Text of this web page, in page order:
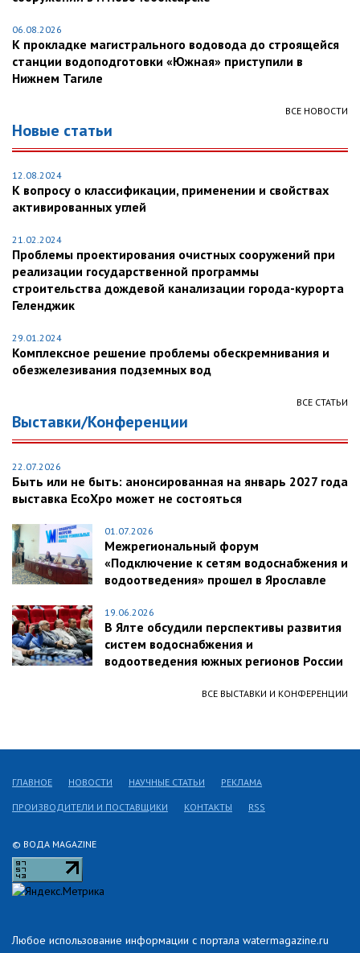
06.08.2026
К прокладке магистрального водовода до строящейся
станции водоподготовки «Южная» приступили в
Нижнем Тагиле
ВСЕ НОВОСТИ
Новые статьи
12.08.2024
К вопросу о классификации, применении и свойствах
активированных углей
21.02.2024
Проблемы проектирования очистных сооружений при
реализации государственной программы
строительства дождевой канализации города-курорта
Геленджик
29.01.2024
Комплексное решение проблемы обескремнивания и
обезжелезивания подземных вод
ВСЕ СТАТЬИ
Выставки/Конференции
22.07.2026
Быть или не быть: анонсированная на январь 2027 года
выставка EcoXpo может не состояться
01.07.2026
Межрегиональный форум
«Подключение к сетям водоснабжения и
водоотведения» прошел в Ярославле
19.06.2026
В Ялте обсудили перспективы развития
систем водоснабжения и
водоотведения южных регионов России
ВСЕ ВЫСТАВКИ И КОНФЕРЕНЦИИ
© ВОДА MAGAZINE
Любое использование информации с портала watermagazine.ru
ГЛАВНОЕ НОВОСТИ НАУЧНЫЕ СТАТЬИ РЕКЛАМА
ПРОИЗВОДИТЕЛИ И ПОСТАВЩИКИ КОНТАКТЫ RSS